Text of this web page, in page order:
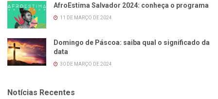
AfroEstima Salvador 2024: conheça o programa
11 DE MARÇO DE 2024
Domingo de Páscoa: saiba qual o significado da
data
30 DE MARÇO DE 2024
Notícias Recentes